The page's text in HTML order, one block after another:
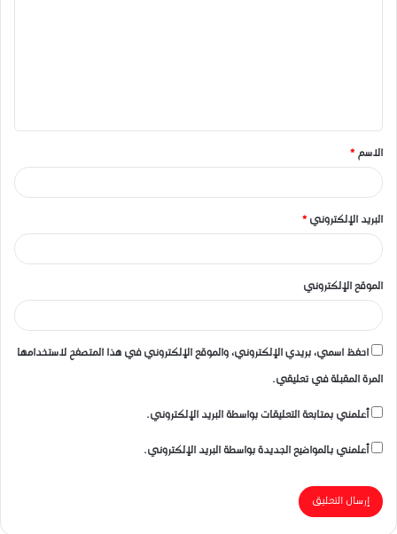
ق
*
الاسم *
البريد الإلكتروني *
الموقع الإلكتروني
احفظ اسمي، بريدي الإلكتروني، والموقع الإلكتروني في هذا المتصفح لاستخدامها
المرة المقبلة في تعليقي.
أعلمني بمتابعة التعليقات بواسطة البريد الإلكتروني.
أعلمني بالمواضيع الجديدة بواسطة البريد الإلكتروني.